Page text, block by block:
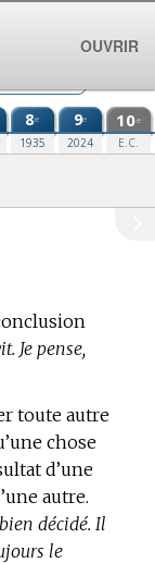
8e
1935
9e
2024
10e
E.C.
Je pense,
toute autre
chose
d’une
autre.
décidé. Il
le
OUVRIR